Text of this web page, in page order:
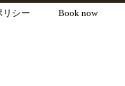
リシー Book now